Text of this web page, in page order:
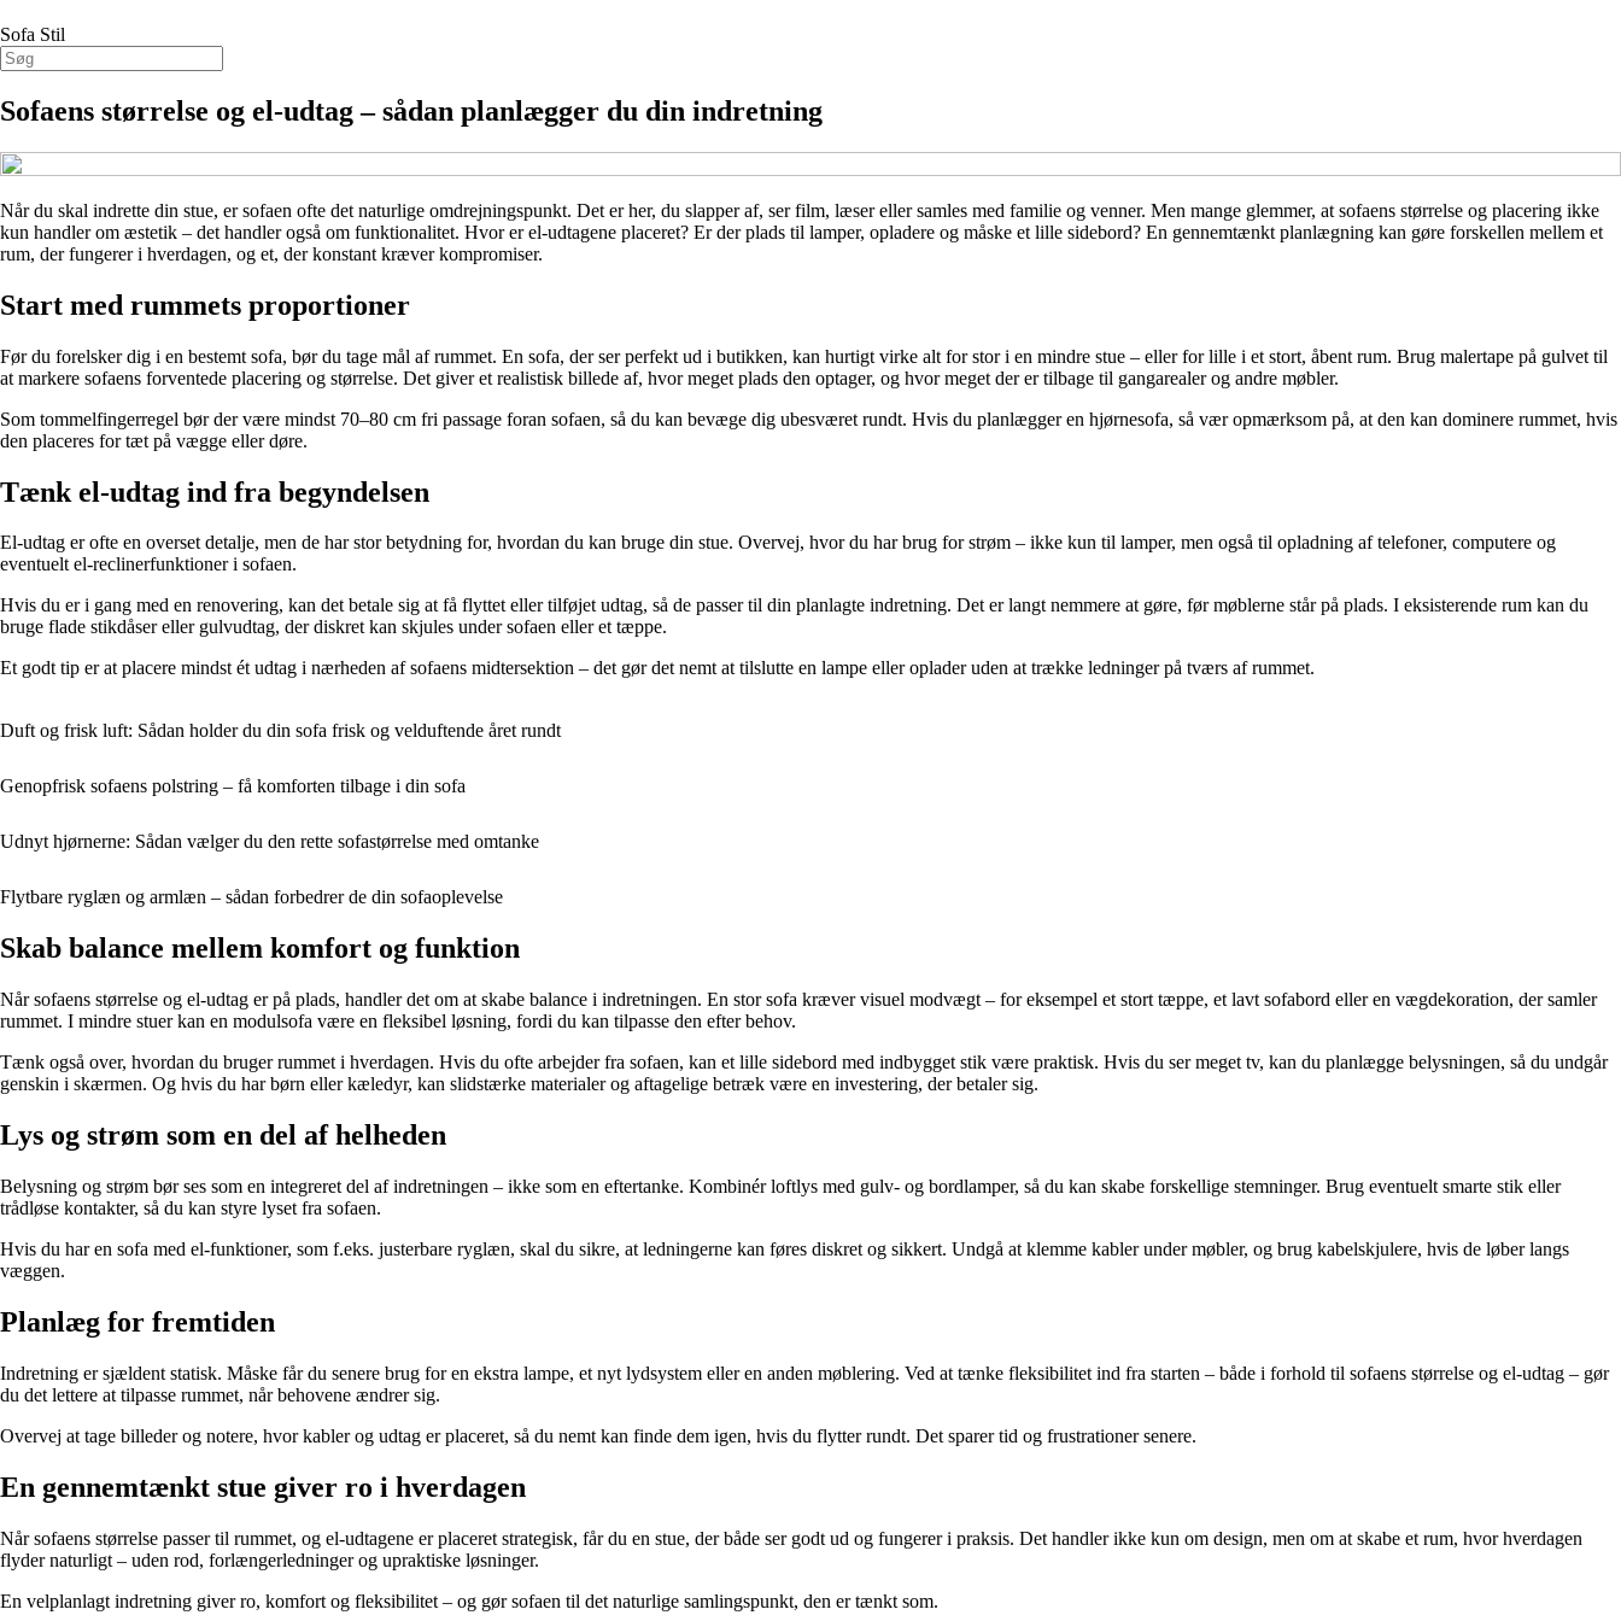
Sofa Stil
Sofaens størrelse og el-udtag – sådan planlægger du din indretning
Når du skal indrette din stue, er sofaen ofte det naturlige omdrejningspunkt. Det er her, du slapper af, ser film, læser eller samles med familie og venner. Men mange glemmer, at sofaens størrelse og placering ikke
kun handler om æstetik – det handler også om funktionalitet. Hvor er el-udtagene placeret? Er der plads til lamper, opladere og måske et lille sidebord? En gennemtænkt planlægning kan gøre forskellen mellem et
rum, der fungerer i hverdagen, og et, der konstant kræver kompromiser.
Start med rummets proportioner
Før du forelsker dig i en bestemt sofa, bør du tage mål af rummet. En sofa, der ser perfekt ud i butikken, kan hurtigt virke alt for stor i en mindre stue – eller for lille i et stort, åbent rum. Brug malertape på gulvet til
at markere sofaens forventede placering og størrelse. Det giver et realistisk billede af, hvor meget plads den optager, og hvor meget der er tilbage til gangarealer og andre møbler.
Som tommelfingerregel bør der være mindst 70–80 cm fri passage foran sofaen, så du kan bevæge dig ubesværet rundt. Hvis du planlægger en hjørnesofa, så vær opmærksom på, at den kan dominere rummet, hvis
den placeres for tæt på vægge eller døre.
Tænk el-udtag ind fra begyndelsen
El-udtag er ofte en overset detalje, men de har stor betydning for, hvordan du kan bruge din stue. Overvej, hvor du har brug for strøm – ikke kun til lamper, men også til opladning af telefoner, computere og
eventuelt el-reclinerfunktioner i sofaen.
Hvis du er i gang med en renovering, kan det betale sig at få flyttet eller tilføjet udtag, så de passer til din planlagte indretning. Det er langt nemmere at gøre, før møblerne står på plads. I eksisterende rum kan du
bruge flade stikdåser eller gulvudtag, der diskret kan skjules under sofaen eller et tæppe.
Et godt tip er at placere mindst ét udtag i nærheden af sofaens midtersektion – det gør det nemt at tilslutte en lampe eller oplader uden at trække ledninger på tværs af rummet.
Duft og frisk luft: Sådan holder du din sofa frisk og velduftende året rundt
Genopfrisk sofaens polstring – få komforten tilbage i din sofa
Udnyt hjørnerne: Sådan vælger du den rette sofastørrelse med omtanke
Flytbare ryglæn og armlæn – sådan forbedrer de din sofaoplevelse
Skab balance mellem komfort og funktion
Når sofaens størrelse og el-udtag er på plads, handler det om at skabe balance i indretningen. En stor sofa kræver visuel modvægt – for eksempel et stort tæppe, et lavt sofabord eller en vægdekoration, der samler
rummet. I mindre stuer kan en modulsofa være en fleksibel løsning, fordi du kan tilpasse den efter behov.
Tænk også over, hvordan du bruger rummet i hverdagen. Hvis du ofte arbejder fra sofaen, kan et lille sidebord med indbygget stik være praktisk. Hvis du ser meget tv, kan du planlægge belysningen, så du undgår
genskin i skærmen. Og hvis du har børn eller kæledyr, kan slidstærke materialer og aftagelige betræk være en investering, der betaler sig.
Lys og strøm som en del af helheden
Belysning og strøm bør ses som en integreret del af indretningen – ikke som en eftertanke. Kombinér loftlys med gulv- og bordlamper, så du kan skabe forskellige stemninger. Brug eventuelt smarte stik eller
trådløse kontakter, så du kan styre lyset fra sofaen.
Hvis du har en sofa med el-funktioner, som f.eks. justerbare ryglæn, skal du sikre, at ledningerne kan føres diskret og sikkert. Undgå at klemme kabler under møbler, og brug kabelskjulere, hvis de løber langs
væggen.
Planlæg for fremtiden
Indretning er sjældent statisk. Måske får du senere brug for en ekstra lampe, et nyt lydsystem eller en anden møblering. Ved at tænke fleksibilitet ind fra starten – både i forhold til sofaens størrelse og el-udtag – gør
du det lettere at tilpasse rummet, når behovene ændrer sig.
Overvej at tage billeder og notere, hvor kabler og udtag er placeret, så du nemt kan finde dem igen, hvis du flytter rundt. Det sparer tid og frustrationer senere.
En gennemtænkt stue giver ro i hverdagen
Når sofaens størrelse passer til rummet, og el-udtagene er placeret strategisk, får du en stue, der både ser godt ud og fungerer i praksis. Det handler ikke kun om design, men om at skabe et rum, hvor hverdagen
flyder naturligt – uden rod, forlængerledninger og upraktiske løsninger.
En velplanlagt indretning giver ro, komfort og fleksibilitet – og gør sofaen til det naturlige samlingspunkt, den er tænkt som.